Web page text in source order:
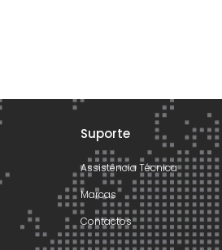
Suporte
Assistência Técnica
Marcas
Contactos